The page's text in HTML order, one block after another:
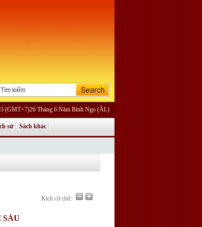
(GMT+7)26 Tháng 6 Năm Bính Ngọ (ÂL)
sử Sách khác
Kích cỡ chữ:
SÁU